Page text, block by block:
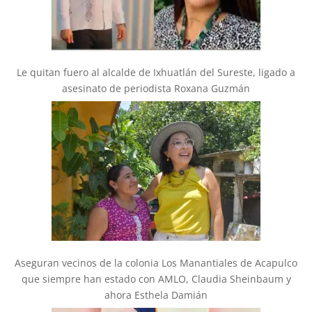
Le quitan fuero al alcalde de Ixhuatlán del Sureste, ligado a
asesinato de periodista Roxana Guzmán
Aseguran vecinos de la colonia Los Manantiales de Acapulco
que siempre han estado con AMLO, Claudia Sheinbaum y
ahora Esthela Damián